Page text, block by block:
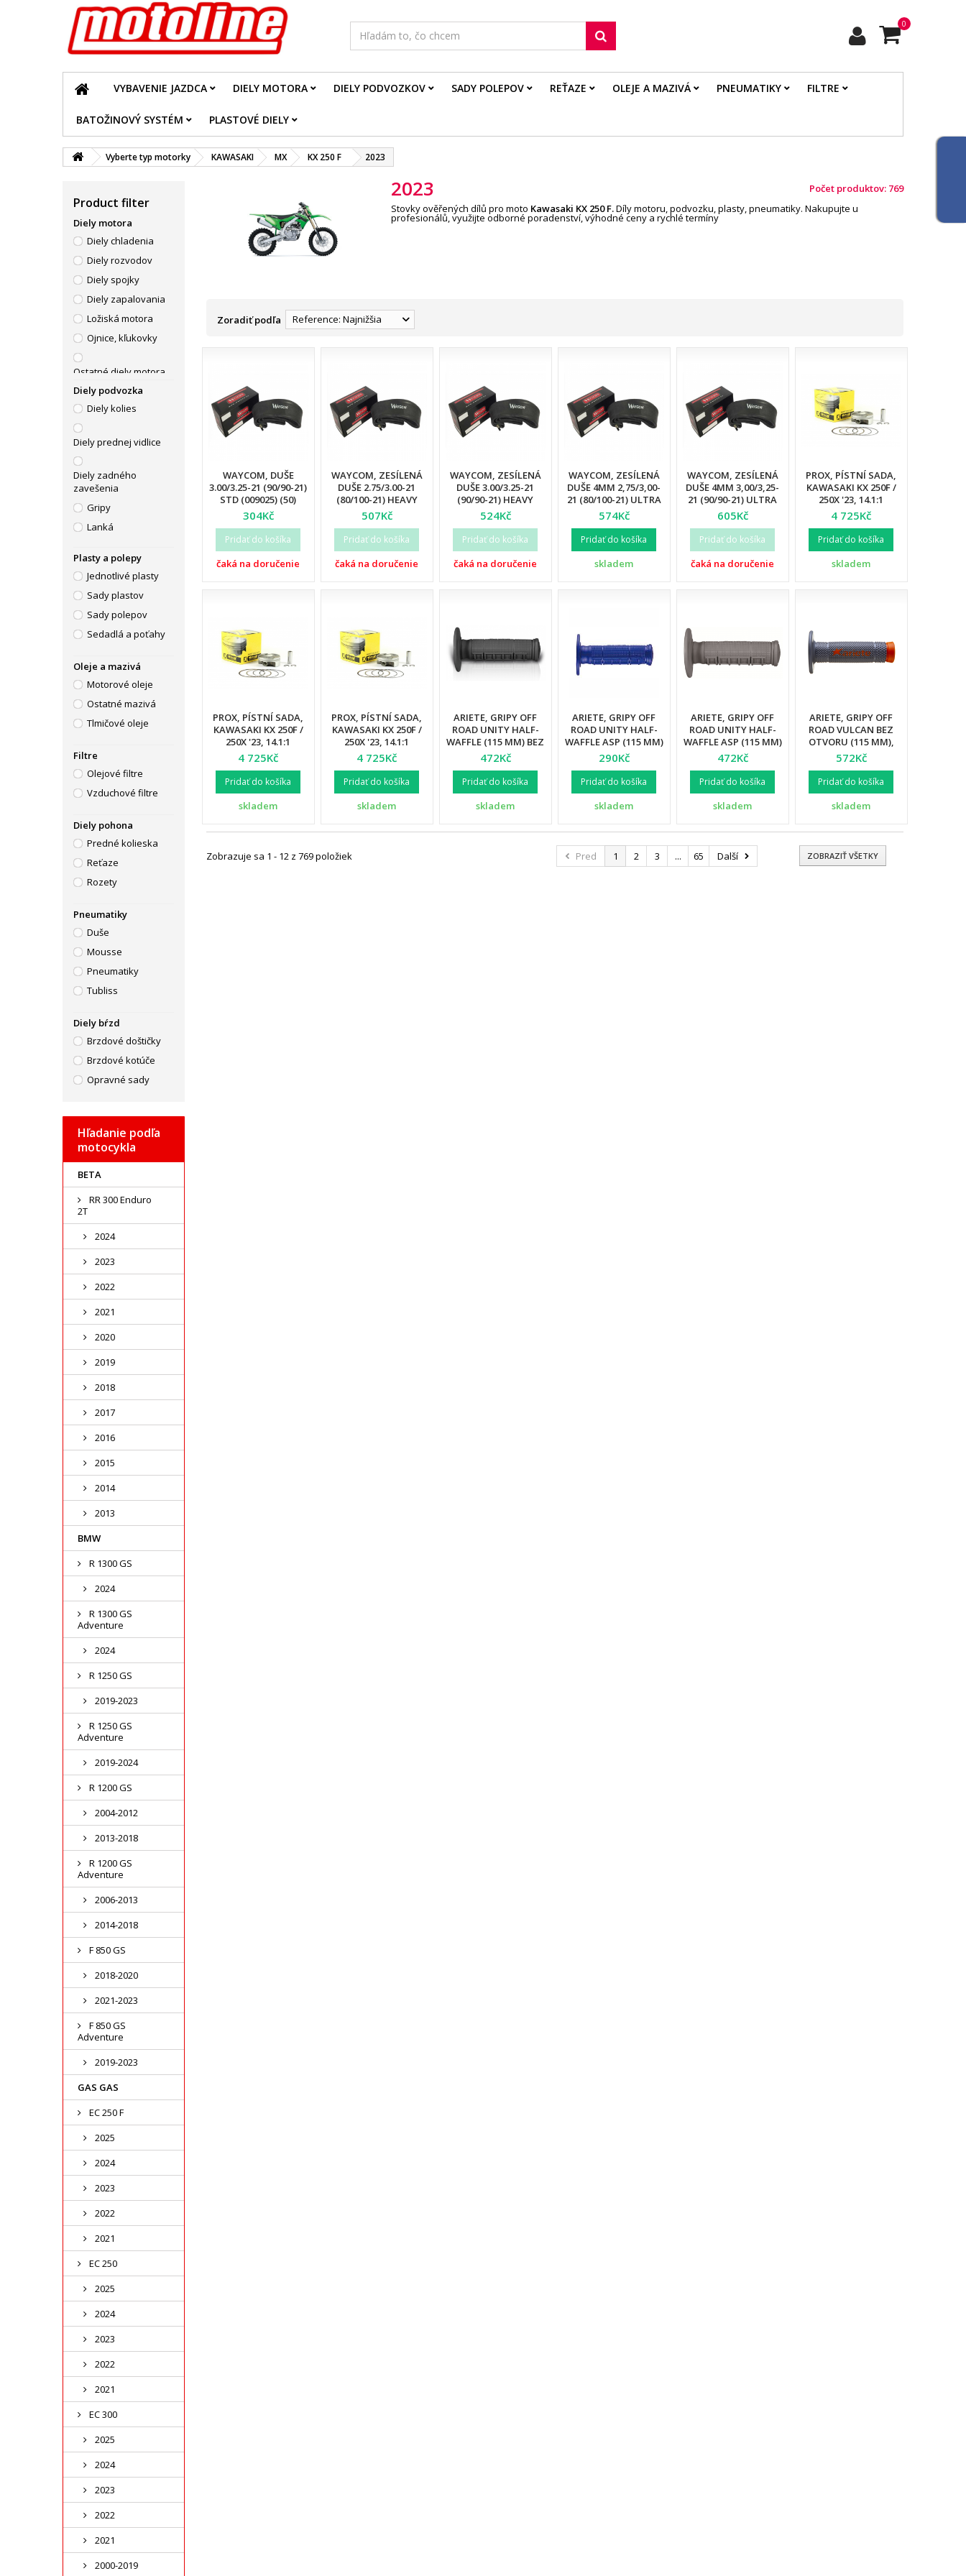
0
VYBAVENIE JAZDCA DIELY MOTORA DIELY PODVOZKOV SADY POLEPOV REŤAZE OLEJE A MAZIVÁ PNEUMATIKY FILTRE
BATOŽINOVÝ SYSTÉM PLASTOVÉ DIELY
Vyberte typ motorky KAWASAKI MX KX 250 F 2023
Product filter
Diely motora
Diely chladenia
Diely rozvodov
Diely spojky
Diely zapalovania
Ložiská motora
Ojnice, kľukovky
Ostatné diely motora
Piestné sady, válce
Tesnenia motora
Diely podvozka
Diely kolies
Diely prednej vidlice
Diely zadného
zavešenia
Gripy
Lanká
Riadidlá
Plasty a polepy
Jednotlivé plasty
Sady plastov
Sady polepov
Sedadlá a poťahy
Oleje a mazivá
Motorové oleje
Ostatné mazivá
Tlmičové oleje
Filtre
Olejové filtre
Vzduchové filtre
Diely pohona
Predné kolieska
Reťaze
Rozety
Pneumatiky
Duše
Mousse
Pneumatiky
Tubliss
Diely bŕzd
Brzdové doštičky
Brzdové kotúče
Opravné sady
Hľadanie podľa
motocykla
BETA
RR 300 Enduro
2T
2024
2023
2022
2021
2020
2019
2018
2017
2016
2015
2014
2013
BMW
R 1300 GS
2024
R 1300 GS
Adventure
2024
R 1250 GS
2019-2023
R 1250 GS
Adventure
2019-2024
R 1200 GS
2004-2012
2013-2018
R 1200 GS
Adventure
2006-2013
2014-2018
F 850 GS
2018-2020
2021-2023
F 850 GS
Adventure
2019-2023
GAS GAS
EC 250 F
2025
2024
2023
2022
2021
EC 250
2025
2024
2023
2022
2021
EC 300
2025
2024
2023
2022
2021
2000-2019
2023
Počet produktov: 769
Stovky ověřených dílů pro moto Kawasaki KX 250 F.Díly motoru, podvozku, plasty, pneumatiky. Nakupujte u
profesionálů, využijte odborné poradenství, výhodné ceny a rychlé termíny
Zoradiť podľa Reference: Najnižšia
WAYCOM, DUŠE
3.00/3.25-21 (90/90-21)
STD (009025) (50)
304Kč
Pridať do košíka
čaká na doručenie
WAYCOM, ZESÍLENÁ
DUŠE 2.75/3.00-21
(80/100-21) HEAVY
DUTY (T20076W) (12)
507Kč
Pridať do košíka
čaká na doručenie
WAYCOM, ZESÍLENÁ
DUŠE 3.00/3.25-21
(90/90-21) HEAVY
DUTY (T20075W) (12)
524Kč
Pridať do košíka
čaká na doručenie
WAYCOM, ZESÍLENÁ
DUŠE 4MM 2,75/3,00-
21 (80/100-21) ULTRA
REINFORCED (12)
574Kč
Pridať do košíka
skladem
WAYCOM, ZESÍLENÁ
DUŠE 4MM 3,00/3,25-
21 (90/90-21) ULTRA
REINFORCED (12)
605Kč
Pridať do košíka
čaká na doručenie
PROX, PÍSTNÍ SADA,
KAWASAKI KX 250F /
250X '23, 14.1:1
(77.96MM)
4 725Kč
Pridať do košíka
skladem
PROX, PÍSTNÍ SADA,
KAWASAKI KX 250F /
250X '23, 14.1:1
(77.97MM)
4 725Kč
Pridať do košíka
skladem
PROX, PÍSTNÍ SADA,
KAWASAKI KX 250F /
250X '23, 14.1:1
(77.98MM)
4 725Kč
Pridať do košíka
skladem
ARIETE, GRIPY OFF
ROAD UNITY HALF-
WAFFLE (115 MM) BEZ
OTVORU, ČERNÁ
BARVA (12)
472Kč
Pridať do košíka
skladem
ARIETE, GRIPY OFF
ROAD UNITY HALF-
WAFFLE ASP (115 MM)
BEZ OTVORU, MODRÁ
BARVA (12)
290Kč
Pridať do košíka
skladem
ARIETE, GRIPY OFF
ROAD UNITY HALF-
WAFFLE ASP (115 MM)
BEZ OTVORU, ŠEDÁ
BARVA (12)
472Kč
Pridať do košíka
skladem
ARIETE, GRIPY OFF
ROAD VULCAN BEZ
OTVORU (115 MM),
BARVA
ŠEDÁ/ORANŽOVÁ (12)
572Kč
Pridať do košíka
skladem
Pred 1 2 3 ... 65 Další ZOBRAZIŤ VŠETKY
Zobrazuje sa 1 - 12 z 769 položiek